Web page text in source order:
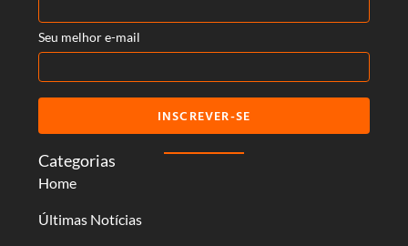
Categorias
Home
Últimas Notícias
Seu melhor e-mail
INSCREVER-SE